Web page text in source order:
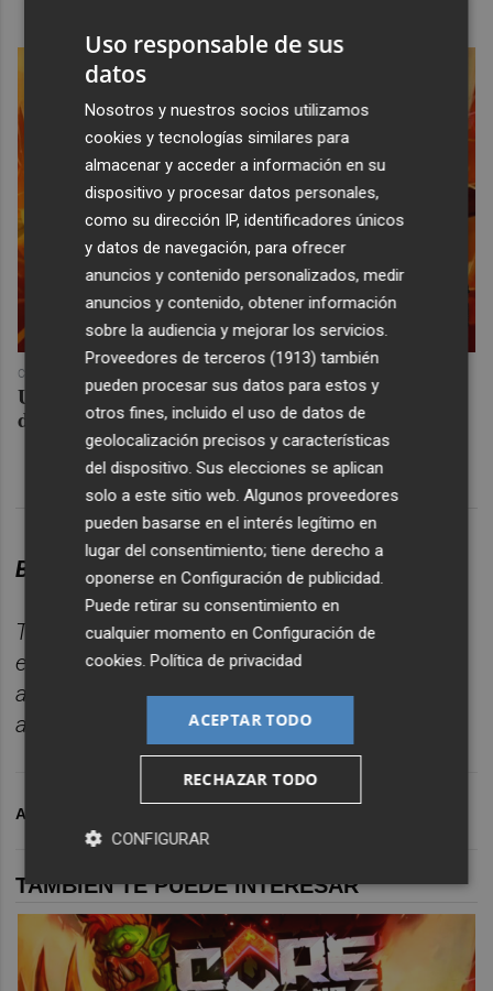
COREPUNK MMORPG
Un verdadero MMORPG de la vieja escuela ¡Cómo los
de antes, pero mejor!
BOLETÍN DEPORTES CASTELLÓN PLAZA.
Toda la información deportiva de la provincia,
enviada cada día a tu correo para seguir la
actualidad sin depender de
algoritmos.
Suscríbete gratis al boletín aquí.
ARCHIVADO EN
TAMBIÉN TE PUEDE INTERESAR
Uso responsable de sus
datos
Nosotros y nuestros socios utilizamos
cookies y tecnologías similares para
almacenar y acceder a información en su
dispositivo y procesar datos personales,
como su dirección IP, identificadores únicos
y datos de navegación, para ofrecer
anuncios y contenido personalizados, medir
anuncios y contenido, obtener información
sobre la audiencia y mejorar los servicios.
Proveedores de terceros (1913) también
pueden procesar sus datos para estos y
otros fines, incluido el uso de datos de
geolocalización precisos y características
del dispositivo. Sus elecciones se aplican
solo a este sitio web. Algunos proveedores
pueden basarse en el interés legítimo en
lugar del consentimiento; tiene derecho a
oponerse enConfiguración de publicidad.
Puede retirar su consentimiento en
cualquier momento enConfiguración de
cookies.Política de privacidad
ACEPTAR TODO
RECHAZAR TODO
CONFIGURAR